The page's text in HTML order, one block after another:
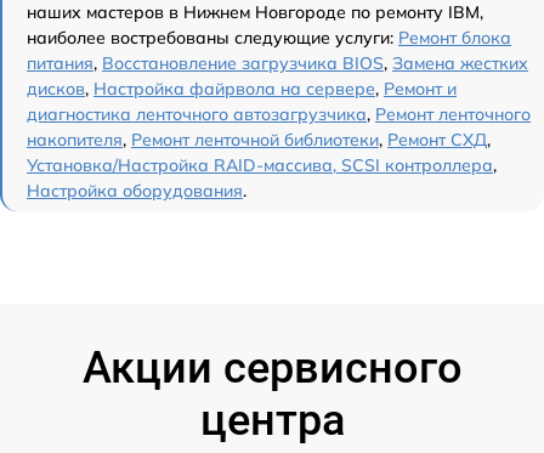
наших мастеров в Нижнем Новгороде по ремонту IBM,
наиболее востребованы следующие услуги: Ремонт блока
питания, Восстановление загрузчика BIOS, Замена жестких
дисков, Настройка файрвола на сервере, Ремонт и
диагностика ленточного автозагрузчика, Ремонт ленточного
накопителя, Ремонт ленточной библиотеки, Ремонт СХД,
Установка/Настройка RAID-массива, SCSI контроллера,
Настройка оборудования.
Акции сервисного
центра